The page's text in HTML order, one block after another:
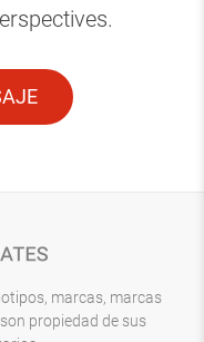
marcas, marcas
propiedad de sus